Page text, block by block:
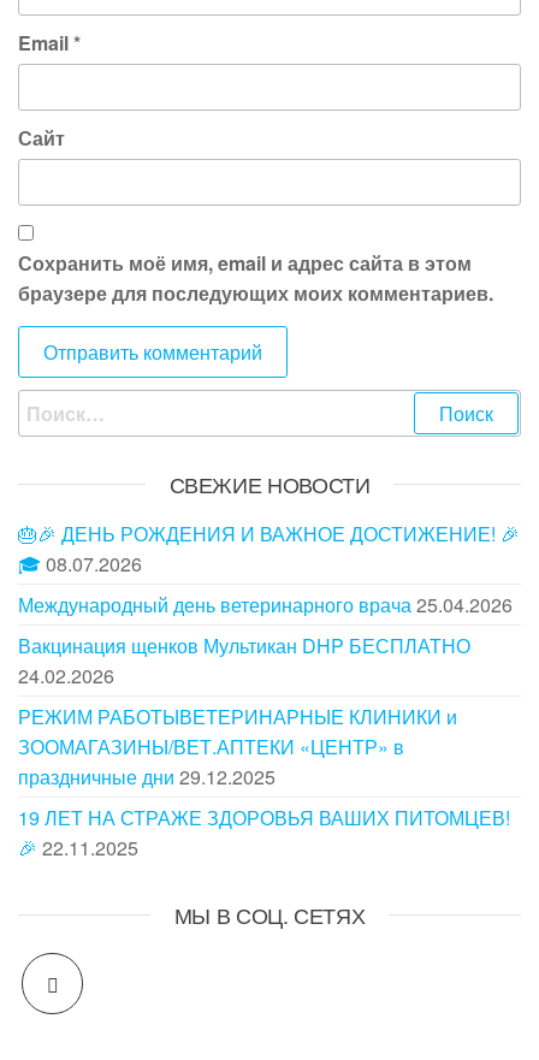
Email*
Сайт
Сохранить моё имя, email и адрес сайта в этом
браузере для последующих моих комментариев.
Найти:
СВЕЖИЕ НОВОСТИ
🎂🎉 ДЕНЬ РОЖДЕНИЯ И ВАЖНОЕ ДОСТИЖЕНИЕ! 🎉
🎓08.07.2026
Международный день ветеринарного врача25.04.2026
Вакцинация щенков Мультикан DHP БЕСПЛАТНО
24.02.2026
РЕЖИМ РАБОТЫВЕТЕРИНАРНЫЕ КЛИНИКИ и
ЗООМАГАЗИНЫ/ВЕТ.АПТЕКИ «ЦЕНТР» в
праздничные дни 29.12.2025
19 ЛЕТ НА СТРАЖЕ ЗДОРОВЬЯ ВАШИХ ПИТОМЦЕВ!
🎉 22.11.2025
МЫ В СОЦ. СЕТЯХ